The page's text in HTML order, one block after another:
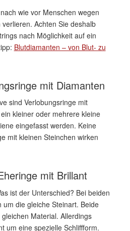
wie vor Menschen wegen
Achten Sie deshalb
nach Möglichkeit auf ein
Blutdiamanten – von Blut- zu
mit Diamanten
sind Verlobungsringe mit
kleiner oder mehrere kleine
eingefasst werden. Keine
mit kleinen Steinchen wirken
mit Brillant
ist der Unterschied? Bei beiden
um die gleiche Steinart. Beide
Material. Allerdings
um eine spezielle Schliffform.